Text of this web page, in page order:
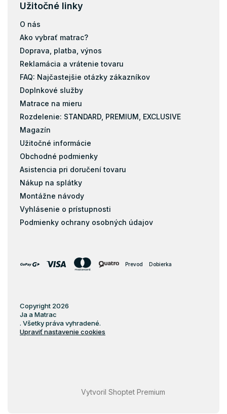
Užitočné linky
O nás
Ako vybrať matrac?
Doprava, platba, výnos
Reklamácia a vrátenie tovaru
FAQ: Najčastejšie otázky zákazníkov
Doplnkové služby
Matrace na mieru
Rozdelenie: STANDARD, PREMIUM, EXCLUSIVE
Magazín
Užitočné informácie
Obchodné podmienky
Asistencia pri doručení tovaru
Nákup na splátky
Montážne návody
Vyhlásenie o prístupnosti
Podmienky ochrany osobných údajov
Prevod Dobierka
Vytvoril Shoptet Premium
Copyright 2026
Ja a Matrac
. Všetky práva vyhradené.
Upraviť nastavenie cookies